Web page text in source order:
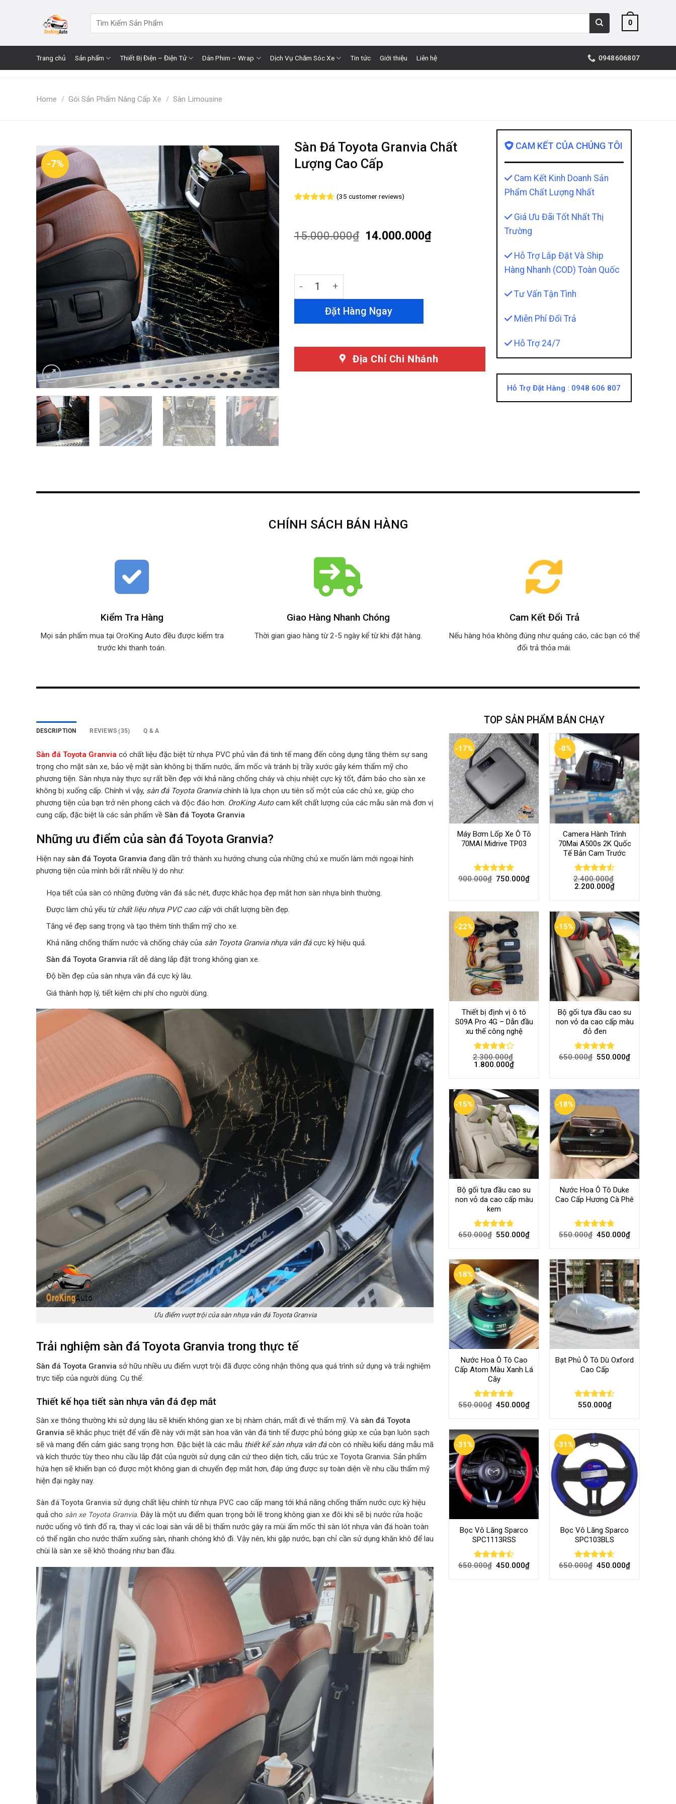
for:
0
Trang chủ Sản phẩm Thiết Bị Điện – Điện Tử Dán Phim – Wrap Dịch Vụ Chăm Sóc Xe Tin tức Giới thiệu Liên hệ 0948606807
Home / Gói Sản Phẩm Nâng Cấp Xe / Sàn Limousine
-7%
Sàn Đá Toyota Granvia Chất
Lượng Cao Cấp
customer
ratings
(35 customer reviews)
15.000.000₫ 14.000.000₫
Sàn Đá Toyota Granvia Chất Lượng Cao Cấp quantity
Đặt Hàng Ngay
Địa Chỉ Chi Nhánh
CAM KẾT CỦA CHÚNG TÔI
Cam Kết Kinh Doanh Sản
Phẩm Chất Lượng Nhất
Giá Ưu Đãi Tốt Nhất Thị
Trường
Hỗ Trợ Lắp Đặt Và Ship
Hàng Nhanh (COD) Toàn Quốc
Tư Vấn Tận Tình
Miễn Phí Đổi Trả
Hỗ Trợ 24/7
Hỗ Trợ Đặt Hàng : 0948 606 807
CHÍNH SÁCH BÁN HÀNG
Kiểm Tra Hàng
Mọi sản phẩm mua tại OroKing Auto đều được kiểm tra
trước khi thanh toán.
Giao Hàng Nhanh Chóng
Thời gian giao hàng từ 2-5 ngày kể từ khi đặt hàng.
Cam Kết Đổi Trả
Nếu hàng hóa không đúng như quảng cáo, các bạn có thể
đổi trả thỏa mái.
DESCRIPTION REVIEWS (35) Q & A
Sàn đá Toyota Granvia có chất liệu đặc biệt từ nhựa PVC phủ vân đá tinh tế mang đến công dụng tăng thêm sự sang
trọng cho mặt sàn xe, bảo vệ mặt sàn không bị thấm nước, ẩm mốc và tránh bị trầy xước gây kém thẩm mỹ cho
phương tiện. Sàn nhựa này thực sự rất bền đẹp với khả năng chống cháy và chịu nhiệt cực kỳ tốt, đảm bảo cho sàn xe
không bị xuống cấp. Chính vì vậy, sàn đá Toyota Granviachính là lựa chọn ưu tiên số một của các chủ xe, giúp cho
phương tiện của bạn trở nên phong cách và độc đáo hơn. OroKing Autocam kết chất lượng của các mẫu sàn mà đơn vị
cung cấp, đặc biệt là các sản phẩm về Sàn đá Toyota Granvia
Những ưu điểm của sàn đá Toyota Granvia?
Hiện nay sàn đá Toyota Granvia đang dần trở thành xu hướng chung của những chủ xe muốn làm mới ngoại hình
phương tiện của mình bởi rất nhiều lý do như:
Họa tiết của sàn có những đường vân đá sắc nét, được khắc họa đẹp mắt hơn sàn nhựa bình thường.
Được làm chủ yếu từ chất liệu nhựa PVC cao cấpvới chất lượng bền đẹp.
Tăng vẻ đẹp sang trọng và tạo thêm tính thẩm mỹ cho xe.
Khả năng chống thấm nước và chống cháy của sàn Toyota Granvia nhựa vân đácực kỳ hiệu quả.
Sàn đá Toyota Granvia rất dễ dàng lắp đặt trong không gian xe.
Độ bền đẹp của sàn nhựa vân đá cực kỳ lâu.
Giá thành hợp lý, tiết kiệm chi phí cho người dùng.
Ưu điểm vượt trội của sàn nhựa vân đá Toyota Granvia
Trải nghiệm sàn đá Toyota Granvia trong thực tế
Sàn đá Toyota Granvia sở hữu nhiều ưu điểm vượt trội đã được công nhận thông qua quá trình sử dụng và trải nghiệm
trực tiếp của người dùng. Cụ thể:
Thiết kế họa tiết sàn nhựa vân đá đẹp mắt
Sàn xe thông thường khi sử dụng lâu sẽ khiến không gian xe bị nhàm chán, mất đi vẻ thẩm mỹ. Và sàn đá Toyota
Granvia sẽ khắc phục triệt để vấn đề này với mặt sàn hoa văn vân đá tinh tế được phủ bóng giúp xe của bạn luôn sạch
sẽ và mang đến cảm giác sang trọng hơn. Đặc biệt là các mẫu thiết kế sàn nhựa vân đácòn có nhiều kiểu dáng mẫu mã
và kích thước tùy theo nhu cầu lắp đặt của người sử dụng căn cứ theo diện tích, cấu trúc xe Toyota Granvia. Sản phẩm
hứa hẹn sẽ khiến bạn có được một không gian di chuyển đẹp mắt hơn, đáp ứng được sự toàn diện về nhu cầu thẩm mỹ
hiện đại ngày nay.
Sàn đá Toyota Granvia sử dụng chất liệu chính từ nhựa PVC cao cấp mang tới khả năng chống thấm nước cực kỳ hiệu
quả cho sàn xe Toyota Granvia. Đây là một ưu điểm quan trọng bởi lẽ trong không gian xe đôi khi sẽ bị nước rửa hoặc
nước uống vô tình đổ ra, thay vì các loại sàn vải dễ bị thấm nước gây ra mùi ẩm mốc thì sàn lót nhựa vân đá hoàn toàn
có thể ngăn cho nước thấm xuống sàn, nhanh chóng khô đi. Vậy nên, khi gặp nước, bạn chỉ cần sử dụng khăn khô để lau
chùi là sàn xe sẽ khô thoáng như ban đầu.
TOP SẢN PHẨM BÁN CHẠY
-17%
Máy Bơm Lốp Xe Ô Tô
70MAI Midrive TP03
Rated 5.00
900.000₫ 750.000₫
-8%
Camera Hành Trình
70Mai A500s 2K Quốc
Tế Bản Cam Trước
Rated4.56
out of 5
2.400.000₫
2.200.000₫
-22%
Thiết bị định vị ô tô
S09A Pro 4G – Dẫn đầu
xu thế công nghệ
Rated
4.00out
2.300.000₫
1.800.000₫
-15%
Bộ gối tựa đầu cao su
non vỏ da cao cấp màu
đỏ đen
Rated4.80
650.000₫ 550.000₫
-15%
Bộ gối tựa đầu cao su
non vỏ da cao cấp màu
kem
Rated4.70
650.000₫ 550.000₫
-18%
Nước Hoa Ô Tô Duke
Cao Cấp Hương Cà Phê
Rated4.70
550.000₫ 450.000₫
-18%
Nước Hoa Ô Tô Cao
Cấp Atom Màu Xanh Lá
Cây
Rated4.70
550.000₫ 450.000₫
Bạt Phủ Ô Tô Dù Oxford
Cao Cấp
Rated
550.000₫
-31%
Bọc Vô Lăng Sparco
SPC1113RSS
Rated
650.000₫ 450.000₫
-31%
Bọc Vô Lăng Sparco
SPC103BLS
Rated4.57
650.000₫ 450.000₫